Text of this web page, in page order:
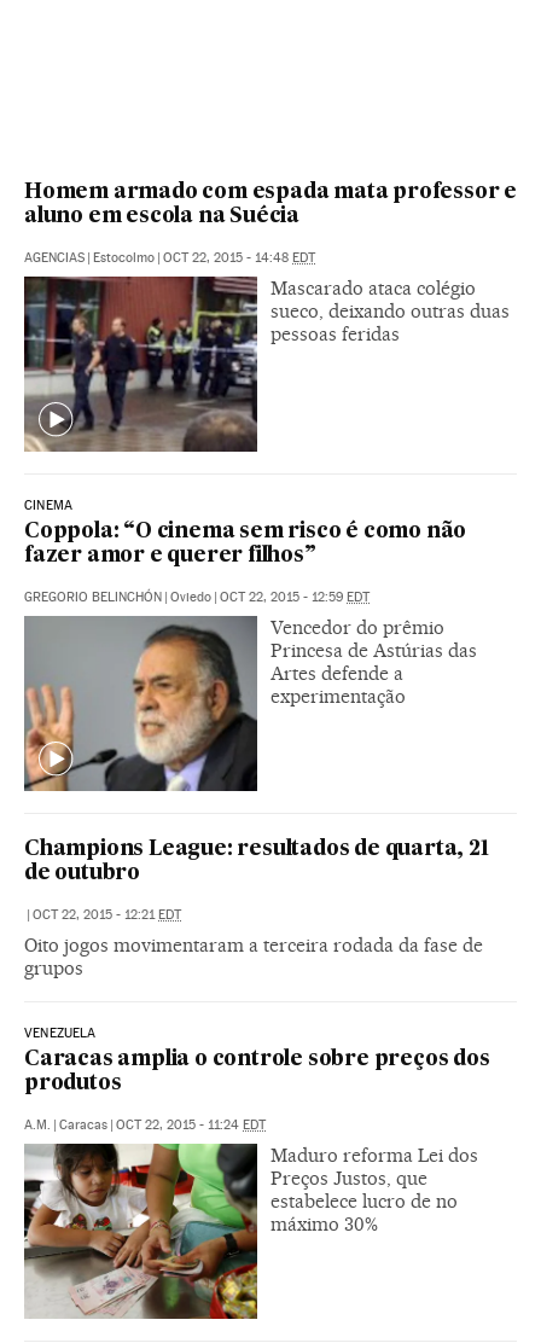
Homem armado com espada mata professor e
aluno em escola na Suécia
AGENCIAS | Estocolmo | OCT 22, 2015 - 14:48 EDT
Mascarado ataca colégio
sueco, deixando outras duas
pessoas feridas
CINEMA
Coppola: “O cinema sem risco é como não
fazer amor e querer filhos”
GREGORIO BELINCHÓN | Oviedo | OCT 22, 2015 - 12:59 EDT
Vencedor do prêmio
Princesa de Astúrias das
Artes defende a
experimentação
Champions League: resultados de quarta, 21
de outubro
| OCT 22, 2015 - 12:21EDT
Oito jogos movimentaram a terceira rodada da fase de
grupos
VENEZUELA
Caracas amplia o controle sobre preços dos
produtos
A.M. | Caracas | OCT 22, 2015 - 11:24 EDT
Maduro reforma Lei dos
Preços Justos, que
estabelece lucro de no
máximo 30%